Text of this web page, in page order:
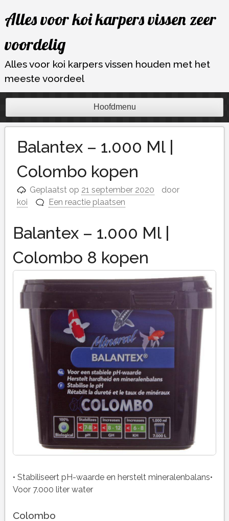
naar
inhoud
Alles voor koi karpers vissen zeer
voordelig
Alles voor koi karpers vissen houden met het
meeste voordeel
Hoofdmenu
Balantex – 1.000 Ml |
Colombo kopen
Geplaatst op 21 september 2020
door
koi
Een reactie plaatsen
Balantex – 1.000 Ml |
Colombo 8 kopen
• Stabiliseert pH-waarde en herstelt mineralenbalans•
Voor 7.000 liter water
Colombo